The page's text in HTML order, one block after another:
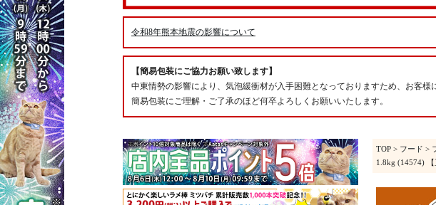
令和8年熊本地震の影響について
【簡易包装にご協力お願い致します】
中東情勢の影響により、気泡緩衝材が入手困難となっておりますため、お客様
簡易包装にご理解・ご了承のほど何卒よろしくお願いいたします。
TOP > フード >
1.8kg (14574) 【